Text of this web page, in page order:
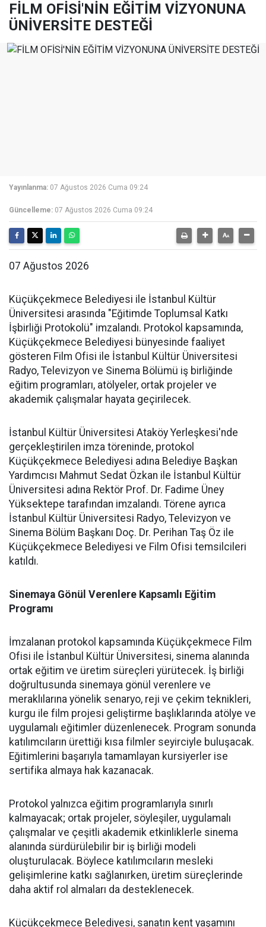
FİLM OFİSİ'NİN EĞİTİM VİZYONUNA
ÜNİVERSİTE DESTEĞİ
Yayınlanma: 07 Ağustos 2026 Cuma 09:24
Güncelleme: 07 Ağustos 2026 Cuma 09:24
07 Ağustos 2026
Küçükçekmece Belediyesi ile İstanbul Kültür
Üniversitesi arasında "Eğitimde Toplumsal Katkı
İşbirliği Protokolü" imzalandı. Protokol kapsamında,
Küçükçekmece Belediyesi bünyesinde faaliyet
gösteren Film Ofisi ile İstanbul Kültür Üniversitesi
Radyo, Televizyon ve Sinema Bölümü iş birliğinde
eğitim programları, atölyeler, ortak projeler ve
akademik çalışmalar hayata geçirilecek.
İstanbul Kültür Üniversitesi Ataköy Yerleşkesi'nde
gerçekleştirilen imza töreninde, protokol
Küçükçekmece Belediyesi adına Belediye Başkan
Yardımcısı Mahmut Sedat Özkan ile İstanbul Kültür
Üniversitesi adına Rektör Prof. Dr. Fadime Üney
Yüksektepe tarafından imzalandı. Törene ayrıca
İstanbul Kültür Üniversitesi Radyo, Televizyon ve
Sinema Bölüm Başkanı Doç. Dr. Perihan Taş Öz ile
Küçükçekmece Belediyesi ve Film Ofisi temsilcileri
katıldı.
Sinemaya Gönül Verenlere Kapsamlı Eğitim
Programı
İmzalanan protokol kapsamında Küçükçekmece Film
Ofisi ile İstanbul Kültür Üniversitesi, sinema alanında
ortak eğitim ve üretim süreçleri yürütecek. İş birliği
doğrultusunda sinemaya gönül verenlere ve
meraklılarına yönelik senaryo, reji ve çekim teknikleri,
kurgu ile film projesi geliştirme başlıklarında atölye ve
uygulamalı eğitimler düzenlenecek. Program sonunda
katılımcıların ürettiği kısa filmler seyirciyle buluşacak.
Eğitimlerini başarıyla tamamlayan kursiyerler ise
sertifika almaya hak kazanacak.
Protokol yalnızca eğitim programlarıyla sınırlı
kalmayacak; ortak projeler, söyleşiler, uygulamalı
çalışmalar ve çeşitli akademik etkinliklerle sinema
alanında sürdürülebilir bir iş birliği modeli
oluşturulacak. Böylece katılımcıların mesleki
gelişimlerine katkı sağlanırken, üretim süreçlerinde
daha aktif rol almaları da desteklenecek.
Küçükçekmece Belediyesi, sanatın kent yaşamını